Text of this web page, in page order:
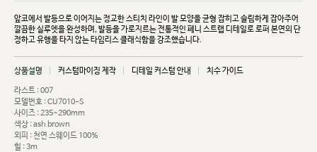
앞코에서 발등으로 이어지는 정교한 스티치 라인이 발 모양을 균형 잡히고 슬림하게 잡아주어
깔끔한실루엣을 완성하며, 발등을 가로지르는 전통적인 페니 스트랩 디테일로 로퍼 본연의 단
정하고 유행을타지 않는 타임리스 클래식함을 강조했습니다.
상품설명 커스텀마이징 제작 디테일 커스텀 안내 치수 가이드
라스트 : 007
모델번호 : CU7010-S
사이즈 : 235~290mm
색상 : ash brown
외피 : 천연 스웨이드 100%
힐 : 3m